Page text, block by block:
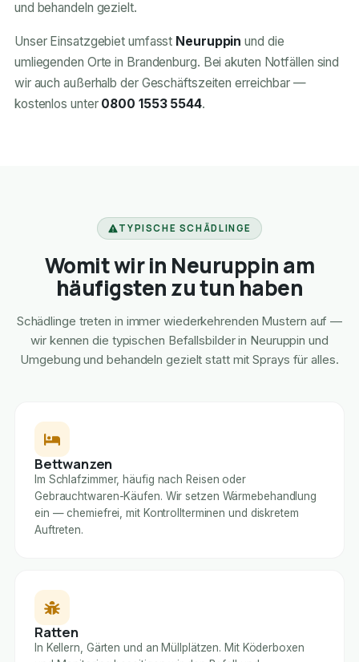
und behandeln gezielt.
Unser Einsatzgebiet umfasst Neuruppin und die
umliegenden Orte in Brandenburg. Bei akuten Notfällen sind
wir auch außerhalb der Geschäftszeiten erreichbar —
kostenlos unter 0800 1553 5544.
TYPISCHE SCHÄDLINGE
Womit wir in Neuruppin am
häufigsten zu tun haben
Schädlinge treten in immer wiederkehrenden Mustern auf —
wir kennen die typischen Befallsbilder in Neuruppin und
Umgebung und behandeln gezielt statt mit Sprays für alles.
Bettwanzen
Im Schlafzimmer, häufig nach Reisen oder
Gebrauchtwaren-Käufen. Wir setzen Wärmebehandlung
ein — chemiefrei, mit Kontrollterminen und diskretem
Auftreten.
Ratten
In Kellern, Gärten und an Müllplätzen. Mit Köderboxen